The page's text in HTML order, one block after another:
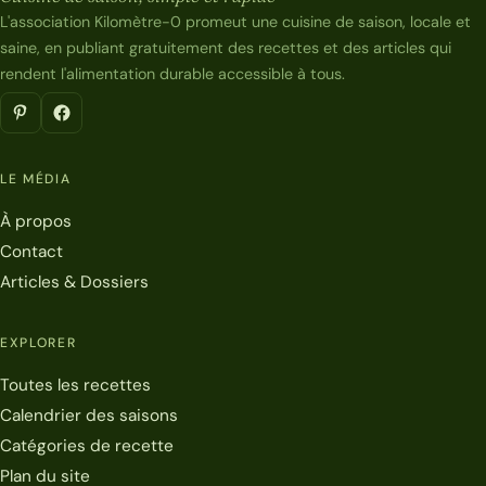
L'association Kilomètre-0 promeut une cuisine de saison, locale et
saine, en publiant gratuitement des recettes et des articles qui
rendent l'alimentation durable accessible à tous.
LE MÉDIA
À propos
Contact
Articles & Dossiers
EXPLORER
Toutes les recettes
Calendrier des saisons
Catégories de recette
Plan du site